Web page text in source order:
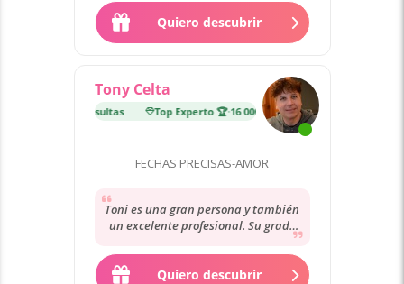
Quiero descubrir
Tony Celta
16 000 consultas Top Experto 🏆·16 000 consultas
FECHAS PRECISAS-AMOR
Toni es una gran persona y también
un excelente profesional. Su grado
de acierto es total, para mi es cien x
cien...
Quiero descubrir